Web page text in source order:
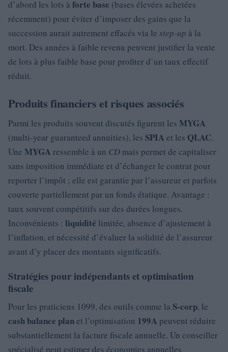
d’abord les lots à forte base (bases élevées achetées
récemment) pour éviter d’imposer des gains que la
succession aurait autrement effacés via le step‑up à la
mort. Des années à faible revenu peuvent justifier la vente
de lots à plus faible base pour profiter d’un taux effectif
réduit.
Produits financiers et risques associés
Parmi les produits souvent discutés figurent les MYGA
(multi‑year guaranteed annuities), les SPIA et les QLAC.
Une MYGA ressemble à un CD mais permet de capitaliser
sans imposition immédiate et d’échanger le contrat pour
reporter l’impôt ; elle est garantie par l’assureur et parfois
couverte partiellement par un fonds étatique. Avantage :
taux souvent compétitifs sur des durées longues.
Inconvénients : liquidité limitée, absence d’ajustement à
l’inflation, et nécessité d’évaluer la solidité de l’assureur
avant d’y placer des montants significatifs.
Stratégies pour indépendants et optimisation
fiscale
Pour les praticiens 1099, des outils comme la S‑corp, le
cash balance planet l’optimisation 199A peuvent réduire
substantiellement la facture fiscale annuelle. Un conseiller
spécialisé peut estimer des économies annuelles